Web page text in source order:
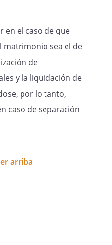
la cantidad de
para cada
bancaria que se
en el caso de que
matrimonio sea el de
de
y la liquidación de
por lo tanto,
caso de separación
arriba